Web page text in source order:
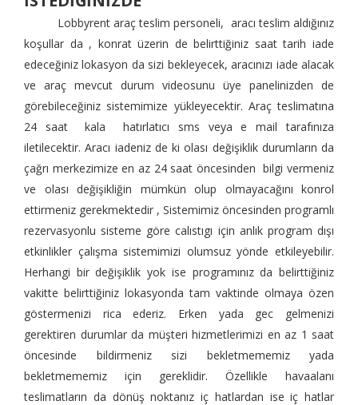
Lobbyrent araç teslim personeli, aracı teslim aldığınız
koşullar da , konrat üzerin de belirttiğiniz saat tarih iade
edeceğiniz lokasyon da sizi bekleyecek, aracınızı iade alacak
ve araç mevcut durum videosunu üye panelinizden de
görebileceğiniz sistemimize yükleyecektir. Araç teslimatına
24 saat kala hatırlatıcı sms veya e mail tarafınıza
iletilecektir. Aracı iadeniz de ki olası değişiklik durumların da
çağrı merkezimize en az 24 saat öncesinden bilgi vermeniz
ve olası değişikliğin mümkün olup olmayacağını konrol
ettirmeniz gerekmektedir , Sistemimiz öncesinden programlı
rezervasyonlu sisteme göre calıstıgı için anlık program dışı
etkinlikler çalışma sistemimizi olumsuz yönde etkileyebilir.
Herhangi bir değişiklik yok ise programınız da belirttiğiniz
vakitte belirttiğiniz lokasyonda tam vaktinde olmaya özen
göstermenizi rica ederiz. Erken yada gec gelmenizi
gerektiren durumlar da müşteri hizmetlerimizi en az 1 saat
öncesinde bildirmeniz sizi bekletmememiz yada
bekletmememiz için gereklidir. Özellikle havaalanı
teslimatların da dönüş noktanız iç hatlardan ise iç hatlar